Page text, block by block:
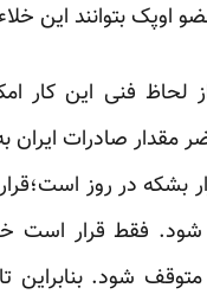
اوپک بتوانند این
لحاظ فنی این کار
صادرات ایران
بشکه در روز
فقط قرار است
متوقف شود. بنابراین